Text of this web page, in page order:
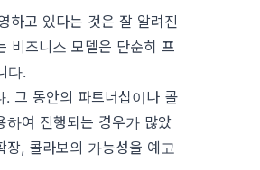
고 있다는 것은 잘 알려진
비즈니스 모델은 단순히 프
다.
그 동안의 파트너십이나 콜
하여 진행되는 경우가 많았
, 콜라보의 가능성을 예고